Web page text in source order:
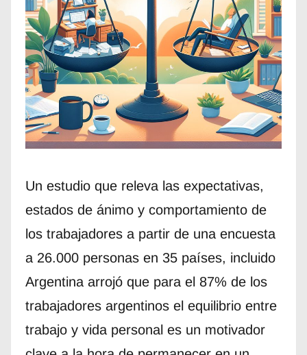
Un estudio que releva las expectativas,
estados de ánimo y comportamiento de
los trabajadores a partir de una encuesta
a 26.000 personas en 35 países, incluido
Argentina arrojó que para el 87% de los
trabajadores argentinos el equilibrio entre
trabajo y vida personal es un motivador